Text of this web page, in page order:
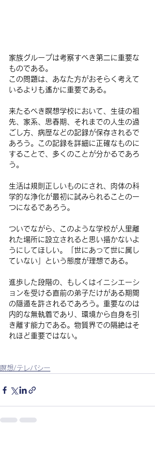
家族グループは考察すべき第二に重要な
ものである。
この問題は、あなた方がおそらく考えて
いるよりも遙かに重要である。
来たるべき瞑想学校において、生徒の祖
先、家系、思春期、それまでの人生の過
ごし方、病歴などの記録が保存されるで
あろう。この記録を詳細に正確なものに
することで、多くのことが分かるであろ
う。
生活は規則正しいものにされ、肉体の科
学的な浄化が最初に試みられることの一
つになるであろう。
ついでながら、このような学校が人里離
れた場所に設立されると思い描かないよ
うにしてほしい。「世にあって世に属し
ていない」という態度が理想である。
進歩した段階の、もしくはイニシエーシ
ョンを受ける直前の弟子だけがある期間
の隠遁を許されるであろう。重要なのは
内的な無執着であり、環境から自身を引
き離す能力である。物質界での隔絶はそ
れほど重要ではない。
瞑想/テレパシー